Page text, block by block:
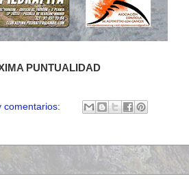
PUNTUALIDAD
comentarios: